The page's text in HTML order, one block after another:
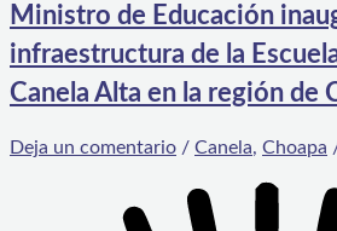
Ministro de Educación
infraestructura de la
Canela Alta en la región de
Deja un comentario / Canela, Choapa